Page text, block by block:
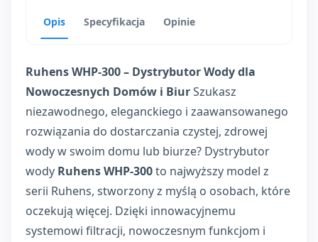
Opis Specyfikacja Opinie
Ruhens WHP-300 – Dystrybutor Wody dla
Nowoczesnych Domów i BiurSzukasz
niezawodnego, eleganckiego i zaawansowanego
rozwiązania do dostarczania czystej, zdrowej
wody w swoim domu lub biurze? Dystrybutor
wody Ruhens WHP-300to najwyższy model z
serii Ruhens, stworzony z myślą o osobach, które
oczekują więcej. Dzięki innowacyjnemu
systemowi filtracji, nowoczesnym funkcjom i